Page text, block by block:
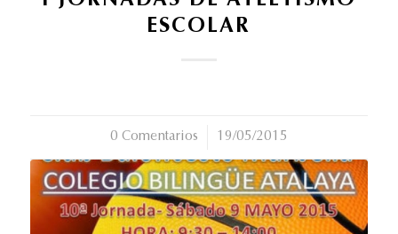
ESCOLAR
0 Comentarios
/ 19/05/2015